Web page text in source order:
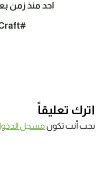
احد منذ زمن
#SmartCraft
اترك تعليقاً
يجب أنت تكون مسجل